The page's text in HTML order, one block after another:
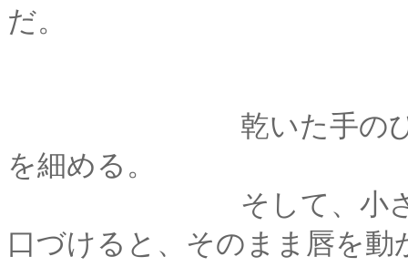
だ。
乾いた手のひらの温
を細める。
そして、小さく首を
口づけると、そのまま唇を動